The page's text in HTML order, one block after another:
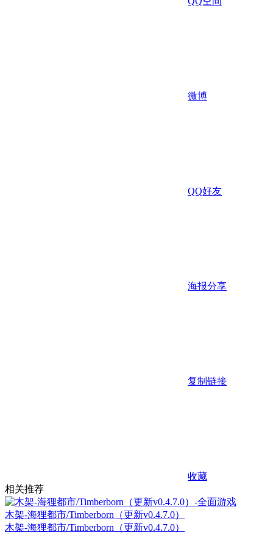
微博
QQ好友
海报分享
复制链接
收藏
相关推荐
木架-海狸都市/Timberborn（更新v0.4.7.0）
木架-海狸都市/Timberborn（更新v0.4.7.0）